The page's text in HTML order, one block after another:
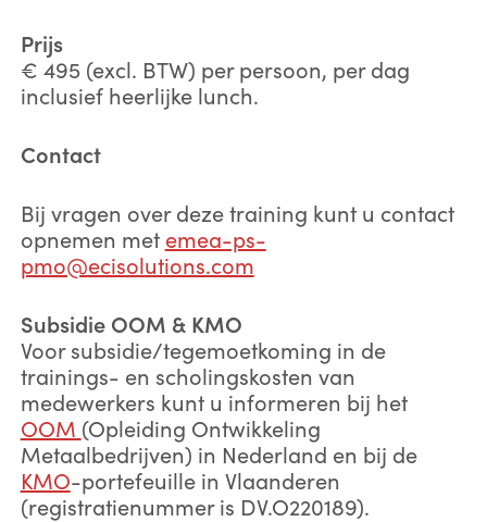
Prijs
€ 495 (excl. BTW) per persoon, per dag
inclusief heerlijke lunch.
Contact
Bij vragen over deze training kunt u contact
opnemen met emea-ps-
pmo@ecisolutions.com
Subsidie OOM & KMO
Voor subsidie/tegemoetkoming in de
trainings- en scholingskosten van
medewerkers kunt u informeren bij het
OOM (Opleiding Ontwikkeling
Metaalbedrijven) in Nederland en bij de
KMO-portefeuille in Vlaanderen
(registratienummer is DV.O220189).